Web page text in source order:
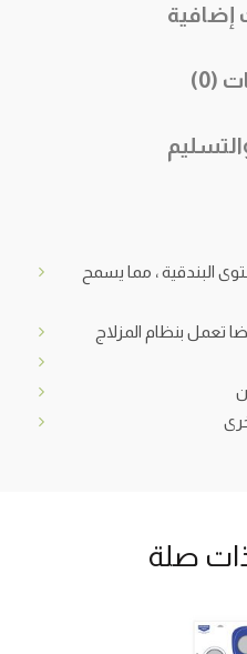
إضافية
(0)
البندقية ، مما يسمح
تعمل بنظام المزلاج
صلة